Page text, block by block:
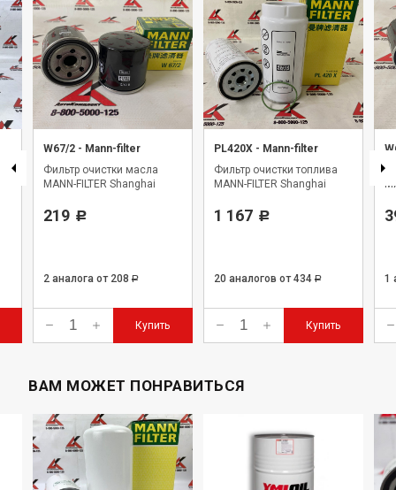
W67/2 - Mann-filter
Фильтр очистки масла
MANN-FILTER Shanghai
219 Р
2 аналога от 208 Р
Купить
PL420X - Mann-filter
Фильтр очистки топлива
MANN-FILTER Shanghai
1 167 Р
20 аналогов от 434 Р
Купить
1
ВАМ МОЖЕТ ПОНРАВИТЬСЯ